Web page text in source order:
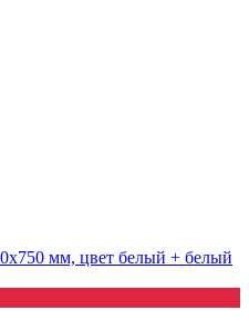
мм, цвет белый + белый